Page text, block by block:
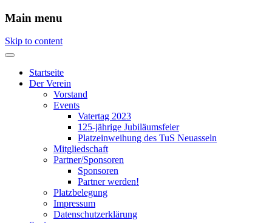
Main menu
Skip to content
Startseite
Der Verein
Vorstand
Events
Vatertag 2023
125-jährige Jubiläumsfeier
Platzeinweihung des TuS Neuasseln
Mitgliedschaft
Partner/Sponsoren
Sponsoren
Partner werden!
Platzbelegung
Impressum
Datenschutzerklärung